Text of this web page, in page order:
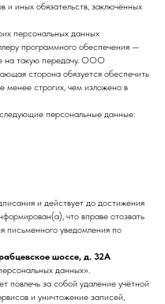
и иных обязательств, заключённых
персональных данных
программного обеспечения —
на такую передачу. ООО
сторона обязуется обеспечить
менее строгих, чем изложено в
персональные данные:
и действует до достижения
что вправе отозвать
письменного уведомления по
шоссе, д. 32А
данных».
повлечь за собой удаление учётной
и уничтожение записей,